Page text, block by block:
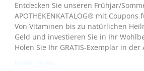
Entdecken Sie unseren Frühjar/
APOTHEKENKATALOG® mit
Von Vitaminen bis zu natürlichen
Geld und investieren Sie in Ihr
Holen Sie Ihr GRATIS-Exemplar in der